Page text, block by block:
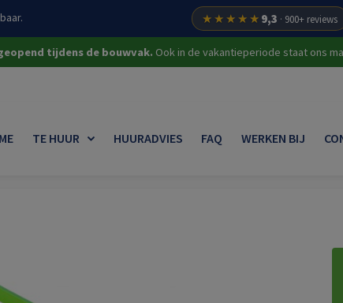
★★★★★ 9,3 · 900+ reviews
tijdens de bouwvak. Ook in de vakantieperiode staat ons
TE HUUR HUURADVIES FAQ WERKEN BIJ